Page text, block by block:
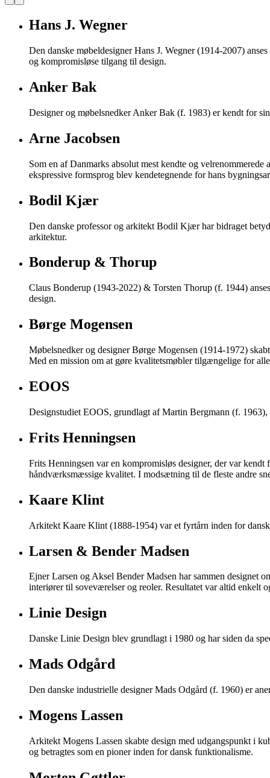
Hans J. Wegner
Den danske møbeldesigner Hans J. Wegner (1914-2007)
og kompromisløse tilgang til design.
Anker Bak
Designer og møbelsnedker Anker Bak (f. 1983) er kendt for
Arne Jacobsen
Som en af Danmarks absolut mest kendte og
ekspressive formsprog blev kendetegnende for hans
Bodil Kjær
Den danske professor og arkitekt Bodil Kjær har bidraget
arkitektur.
Bonderup & Thorup
Claus Bonderup (1943-2022) & Torsten Thorup (f. 1944)
design.
Børge Mogensen
Møbelsnedker og designer Børge Mogensen (1914-1972)
Med en mission om at gøre kvalitetsmøbler tilgængelige for
EOOS
Designstudiet EOOS, grundlagt af Martin Bergmann (f.
Frits Henningsen
Frits Henningsen var en kompromisløs designer, der var
håndværksmæssige kvalitet. I modsætning til de fleste andre
Kaare Klint
Arkitekt Kaare Klint (1888-1954) var et fyrtårn inden for
Larsen & Bender Madsen
Ejner Larsen og Aksel Bender Madsen har sammen designet
interiører til soveværelser og reoler. Resultatet var altid enkelt
Linie Design
Danske Linie Design blev grundlagt i 1980 og har siden da
Mads Odgård
Den danske industrielle designer Mads Odgård (f. 1960) er
Mogens Lassen
Arkitekt Mogens Lassen skabte design med udgangspunkt i
og betragtes som en pioner inden for dansk funktionalisme.